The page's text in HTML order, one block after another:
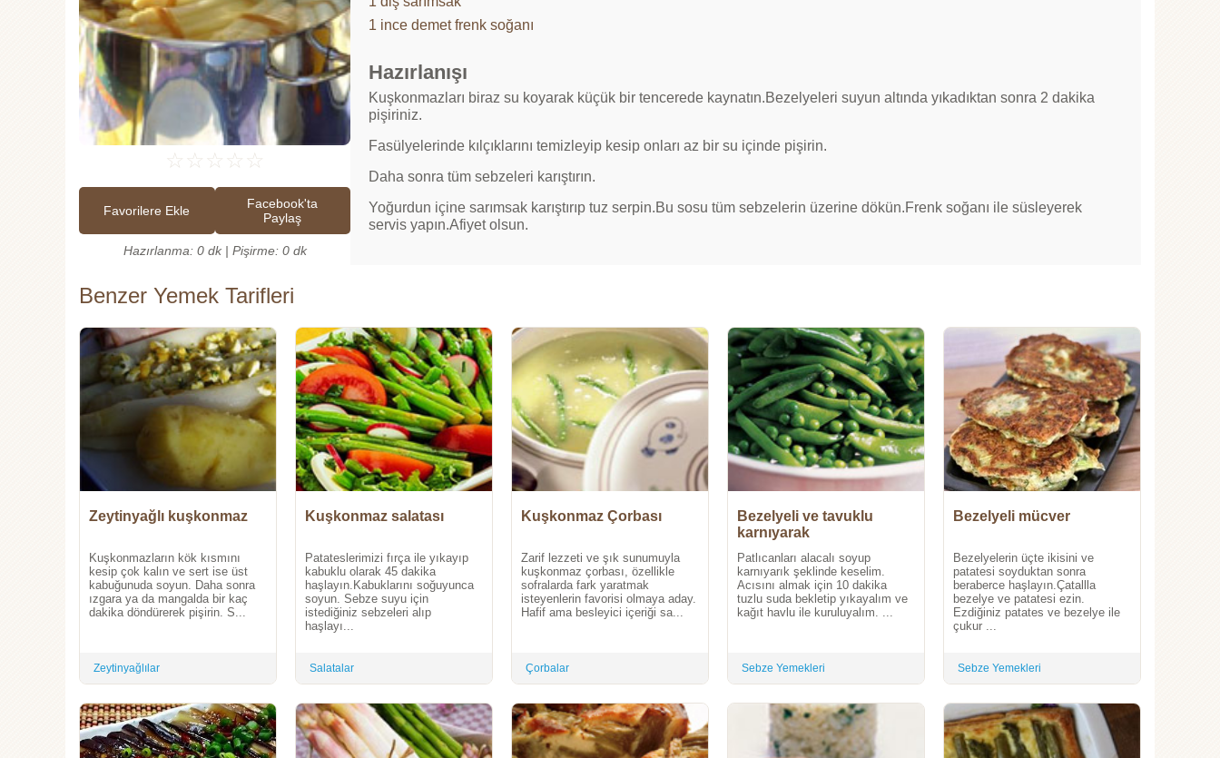
☆ ☆ ☆ ☆ ☆
Favorilere Ekle
Facebook'ta
Paylaş
Hazırlanma: 0 dk | Pişirme: 0 dk
1 ince demet frenk soğanı
Hazırlanışı
Kuşkonmazları biraz su koyarak küçük bir tencerede kaynatın.Bezelyeleri suyun altında yıkadıktan sonra 2 dakika
pişiriniz.
Fasülyelerinde kılçıklarını temizleyip kesip onları az bir su içinde pişirin.
Daha sonra tüm sebzeleri karıştırın.
Yoğurdun içine sarımsak karıştırıp tuz serpin.Bu sosu tüm sebzelerin üzerine dökün.Frenk soğanı ile süsleyerek
servis yapın.Afiyet olsun.
Benzer Yemek Tarifleri
Zeytinyağlı kuşkonmaz
Kuşkonmazların kök kısmını
kesip çok kalın ve sert ise üst
kabuğunuda soyun. Daha sonra
ızgara ya da mangalda bir kaç
dakika döndürerek pişirin. S...
Zeytinyağlılar
Kuşkonmaz salatası
Patateslerimizi fırça ile yıkayıp
kabuklu olarak 45 dakika
haşlayın.Kabuklarını soğuyunca
soyun. Sebze suyu için
istediğiniz sebzeleri alıp
haşlayı...
Salatalar
Kuşkonmaz Çorbası
Zarif lezzeti ve şık sunumuyla
kuşkonmaz çorbası, özellikle
sofralarda fark yaratmak
isteyenlerin favorisi olmaya aday.
Hafif ama besleyici içeriği sa...
Çorbalar
Bezelyeli ve tavuklu
karnıyarak
Patlıcanları alacalı soyup
karnıyarık şeklinde keselim.
Acısını almak için 10 dakika
tuzlu suda bekletip yıkayalım ve
kağıt havlu ile kuruluyalım. ...
Sebze Yemekleri
Bezelyeli mücver
Bezelyelerin üçte ikisini ve
patatesi soyduktan sonra
beraberce haşlayın.Çatallla
bezelye ve patatesi ezin.
Ezdiğiniz patates ve bezelye ile
çukur ...
Sebze Yemekleri